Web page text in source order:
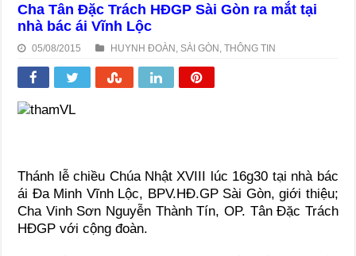
Cha Tân Đặc Trách HĐGP Sài Gòn ra mắt tại
nhà bác ái Vĩnh Lộc
05/08/2015 HUYNH ĐOÀN SÀI GÒN ,THÔNG TIN
Thánh lễ chiều Chúa Nhật XVIII lúc 16g30 tại nhà bác
ái Đa Minh Vĩnh Lộc, BPV.HĐ.GP Sài Gòn, giới thiệu;
Cha Vinh Sơn Nguyễn Thành Tín, OP. Tân Đặc Trách
HĐGP với cộng đoàn.